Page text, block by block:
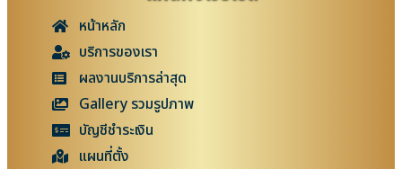
หน้าหลัก
บริการของเรา
ผลงานบริการล่าสุด
Gallery รวมรูปภาพ
บัญชีชำระเงิน
แผนที่ตั้ง